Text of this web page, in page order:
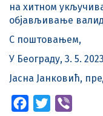
на хитном
објављивање
С поштовањем,
У Београду, 3. 5.
Јасна Јанковић,
Facebook
Twitter